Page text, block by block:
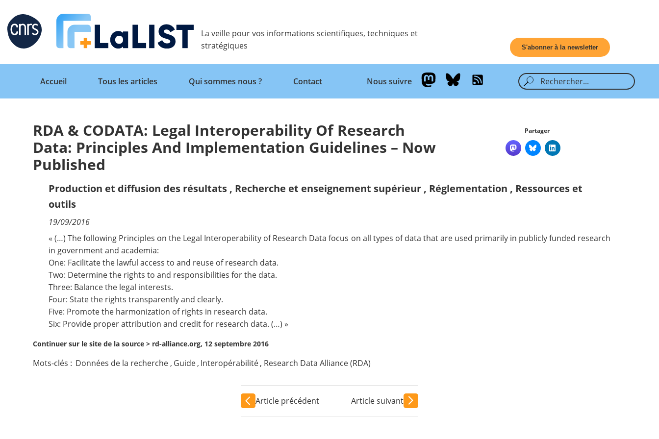
Retour
Accueil
Tous les articles
Qui sommes nous ?
Nous suivre
La veille pour vos informations scientifiques, techniques et
stratégiques
S'abonner à la newsletter
Retour
Accueil
Tous les articles Qui sommes nous ? Contact Nous suivre
RDA & CODATA: Legal Interoperability Of Research
Data: Principles And Implementation Guidelines – Now
Published
Partager
Production et diffusion des résultats , Recherche et enseignement supérieur , Réglementation , Ressources et
outils
19/09/2016
« (…) The following Principles on the Legal Interoperability of Research Data focus on all types of data that are used primarily in publicly funded research
in government and academia:
One: Facilitate the lawful access to and reuse of research data.
Two: Determine the rights to and responsibilities for the data.
Three: Balance the legal interests.
Four: State the rights transparently and clearly.
Five: Promote the harmonization of rights in research data.
Six: Provide proper attribution and credit for research data. (…) »
Continuer sur le site de la source > rd-alliance.org, 12 septembre 2016
Mots-clés : Données de la recherche , Guide, Interopérabilité, Research Data Alliance (RDA)
Article précédent Article suivant